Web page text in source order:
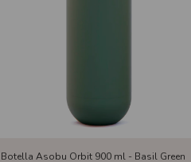
Botella Asobu Orbit 900 ml - Basil Green